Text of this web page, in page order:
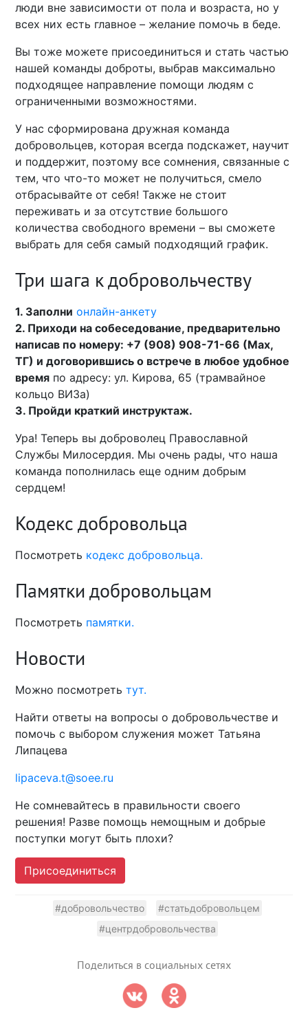
люди вне зависимости от пола и возраста, но у
всех них есть главное – желание помочь в беде.
Вы тоже можете присоединиться и стать частью
нашей команды доброты, выбрав максимально
подходящее направление помощи людям с
ограниченными возможностями.
У нас сформирована дружная команда
добровольцев, которая всегда подскажет, научит
и поддержит, поэтому все сомнения, связанные с
тем, что что-то может не получиться, смело
отбрасывайте от себя! Также не стоит
переживать и за отсутствие большого
количества свободного времени – вы сможете
выбрать для себя самый подходящий график.
Три шага к добровольчеству
1. Заполни онлайн-анкету
2. Приходи на собеседование, предварительно
написав по номеру: +7 (908) 908-71-66 (Max,
ТГ) и договорившись о встрече в любое удобное
время по адресу: ул. Кирова, 65 (трамвайное
кольцо ВИЗа)
3. Пройди краткий инструктаж.
Ура! Теперь вы доброволец Православной
Службы Милосердия. Мы очень рады, что наша
команда пополнилась еще одним добрым
сердцем!
Кодекс добровольца
Посмотреть кодекс добровольца.
Памятки добровольцам
Посмотреть памятки.
Новости
Можно посмотретьтут.
Найти ответы на вопросы о добровольчестве и
помочь с выбором служения может Татьяна
Липацева
lipaceva.t@soee.ru
Не сомневайтесь в правильности своего
решения! Разве помощь немощным и добрые
поступки могут быть плохи?
Присоединиться
#добровольчество
#статьдобровольцем
#центрдобровольчества
Поделиться в социальных сетях